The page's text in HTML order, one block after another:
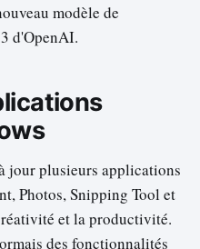
modèle de
d'OpenAI.
jour plusieurs applications
Photos, Snipping Tool et
et la productivité.
des fonctionnalités